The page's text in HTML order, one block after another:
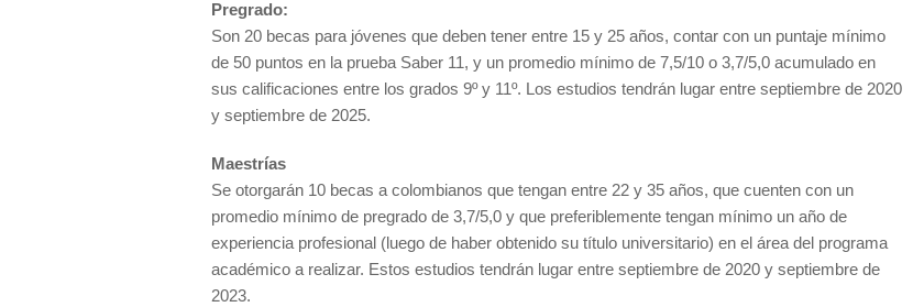
Pregrado:
Son 20 becas para jóvenes que deben tener entre 15 y 25 años, contar con un puntaje mínimo
de 50 puntos en la prueba Saber 11, y un promedio mínimo de 7,5/10 o 3,7/5,0 acumulado en
sus calificaciones entre los grados 9º y 11º. Los estudios tendrán lugar entre septiembre de 2020
y septiembre de 2025.
Maestrías
Se otorgarán 10 becas a colombianos que tengan entre 22 y 35 años, que cuenten con un
promedio mínimo de pregrado de 3,7/5,0 y que preferiblemente tengan mínimo un año de
experiencia profesional (luego de haber obtenido su título universitario) en el área del programa
académico a realizar. Estos estudios tendrán lugar entre septiembre de 2020 y septiembre de
2023.